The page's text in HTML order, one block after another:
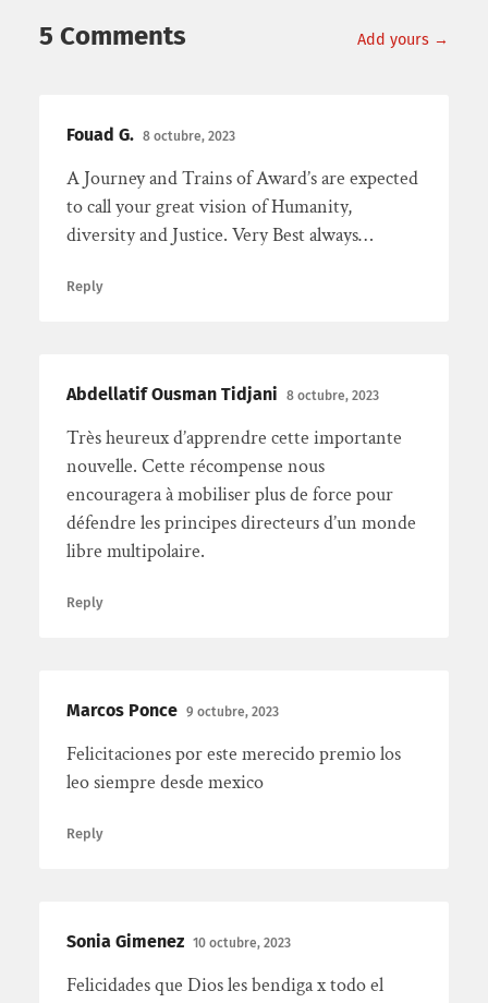
5 Comments Add yours →
Fouad G. 8 octubre, 2023
A Journey and Trains of Award’s are expected
to call your great vision of Humanity,
diversity and Justice. Very Best always…
Reply
Abdellatif Ousman Tidjani 8 octubre, 2023
Très heureux d’apprendre cette importante
nouvelle. Cette récompense nous
encouragera à mobiliser plus de force pour
défendre les principes directeurs d’un monde
libre multipolaire.
Reply
Marcos Ponce 9 octubre, 2023
Felicitaciones por este merecido premio los
leo siempre desde mexico
Reply
Sonia Gimenez 10 octubre, 2023
Felicidades que Dios les bendiga x todo el